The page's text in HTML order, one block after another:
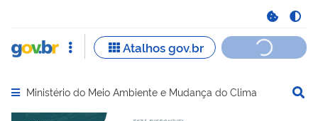
Abrir menu principal de navegação
Ministério do Meio Ambiente e Mudança do Clima